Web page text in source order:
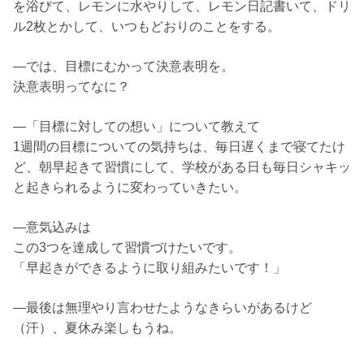
を浴びて、レモンに水やりして、レモン日記書いて、ドリ
ル2枚とかして、いつもどおりのことをする。
―では、目標にむかって決意表明を。
決意表明ってなに？
―「目標に対しての想い」について教えて
1週間の目標についての気持ちは、毎日遅くまで寝てたけ
ど、朝早起きて習慣にして、学校がある日も毎日シャキッ
と起きられるように変わっていきたい。
―意気込みは
この3つを達成して習慣づけたいです。
「早起きができるように取り組みたいです！」
―最後は無理やり言わせたようなきらいがあるけど
（汗）、夏休み楽しもうね。